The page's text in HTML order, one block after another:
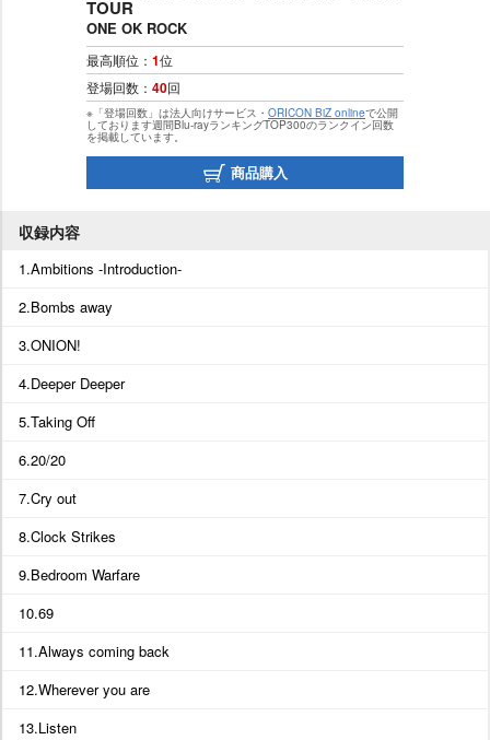
TOUR
ONE OK ROCK
最高順位： 1位
登場回数： 40回
※「登場回数」は法人向けサービス・ ORICON BiZ onlineで公開
しております週間Blu-rayランキングTOP300のランクイン回数
を掲載しています。
商品購入
収録内容
1.Ambitions -Introduction-
2.Bombs away
3.ONION!
4.Deeper Deeper
5.Taking Off
6.20/20
7.Cry out
8.Clock Strikes
9.Bedroom Warfare
10.69
11.Always coming back
12.Wherever you are
13.Listen